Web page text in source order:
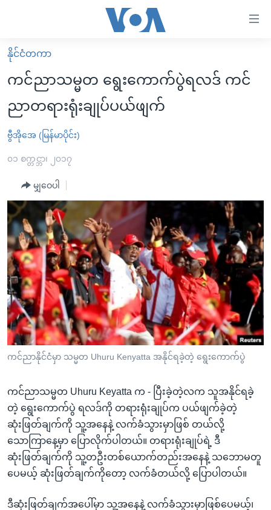
လွယ်ကူ
စေ
Link
များ
ပင်မ
ကျော်
ကြည့်
ရန်
ပင်မ
အ
ညွန်း
စာမျက်နှာ
သို့
ကျော်
ကြည့်
ရှာဖွေ
ရန်
နေရာ
သို့
ကျော်
ရန်
မူလစာမျက်နှာ
မြန်မာ
ကမ္ဘာ့သတင်းများ
နိုင်ငံတကာ
အစ္စရေး-ပါလက်စတိုင်း
ဗွီဒီယို
အင်္ဂလိပ်စာလေ့လာမယ်
အမေရိကန်သုံးအီဒီယံ
မကြေးမုံရဲ့ အင်္ဂလိပ်စာ
ရုပ်ရှင်ထဲက အင်္ဂလိပ်စာ
သုတပဒေသာ အင်္ဂလိပ်စာ
အပတ်စဉ်ကဏ္ဍများ
ရေဒီယို
တီဗွီ
ရေဒီယိုနှင့်ရုပ်သံ အချက်အလက်များ
ရေဒီယို/တီဗွီအစီအစဉ်
Learning English
ဗွီအိုအေ လူမှုကွန်ယက်များ
ဘာသာစကားများ
နိုင်ငံတကာ
ကင်ညာသမ္မတ ရွေးကောက်ပွဲရလဒ် ကင်
ညာတရားရုံးချုပ်ပယ်ဖျက်
ဗွီအိုအေ (မြန်မာပိုင်း)
၀၁ စက္တင္ဘာ၊ ၂၀၁၇
မျှဝေပါ
ကင်ညာနိုင်ငံမှာ သမ္မတ Uhuru Kenyatta အနိုင်ရခဲ့တဲ့ ရွေးကောက်ပွဲ
ကင်ညာသမ္မတ Uhuru Keyatta က - ပြီးခဲ့တဲ့လက သူအနိုင်ရခဲ့
တဲ့ ရွေးကောက်ပွဲ ရလဒ်ကို တရားရုံးချုပ်က ပယ်ဖျက်ခဲ့တဲ့
ဆုံးဖြတ်ချက်ကို သူ့အနေနဲ့ လက်ခံသွားမှာဖြစ် တယ်လို့
သောကြာနေ့မှာ ပြောလိုက်ပါတယ်။ တရားရုံးချုပ်ရဲ့ ဒီ
ဆုံးဖြတ်ချက်ကို သူ့တဦးတစ်ယောက်တည်းအနေနဲ့ သဘောမတူ
ပေမယ့် ဆုံးဖြတ်ချက်ကိုတော့ လက်ခံတယ်လို့ ပြောပါတယ်။
ဒီဆုံးဖြတ်ချက်အပေါ်မှာ သူ့အနေနဲ့ လက်ခံသွားမှာဖြစ်ပေမယ့်၊